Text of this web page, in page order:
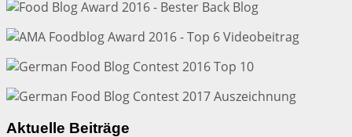
Aktuelle Beiträge